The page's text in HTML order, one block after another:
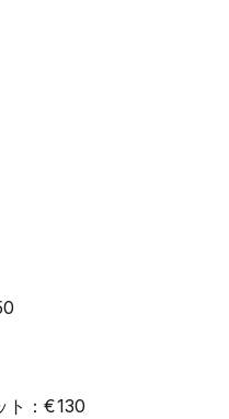
ト：€130